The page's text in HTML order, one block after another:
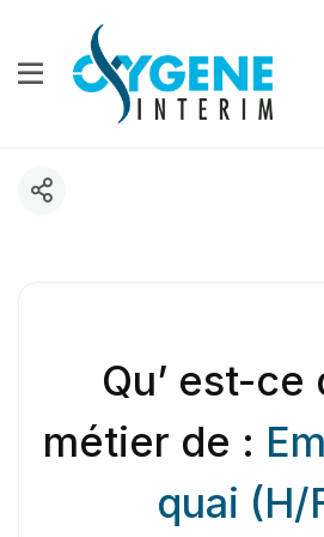
Qu’ est-ce
métier de :
quai (H/